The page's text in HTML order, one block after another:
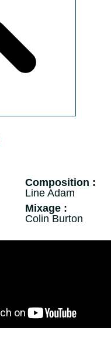
Composition :
Line Adam
Mixage :
Colin Burton